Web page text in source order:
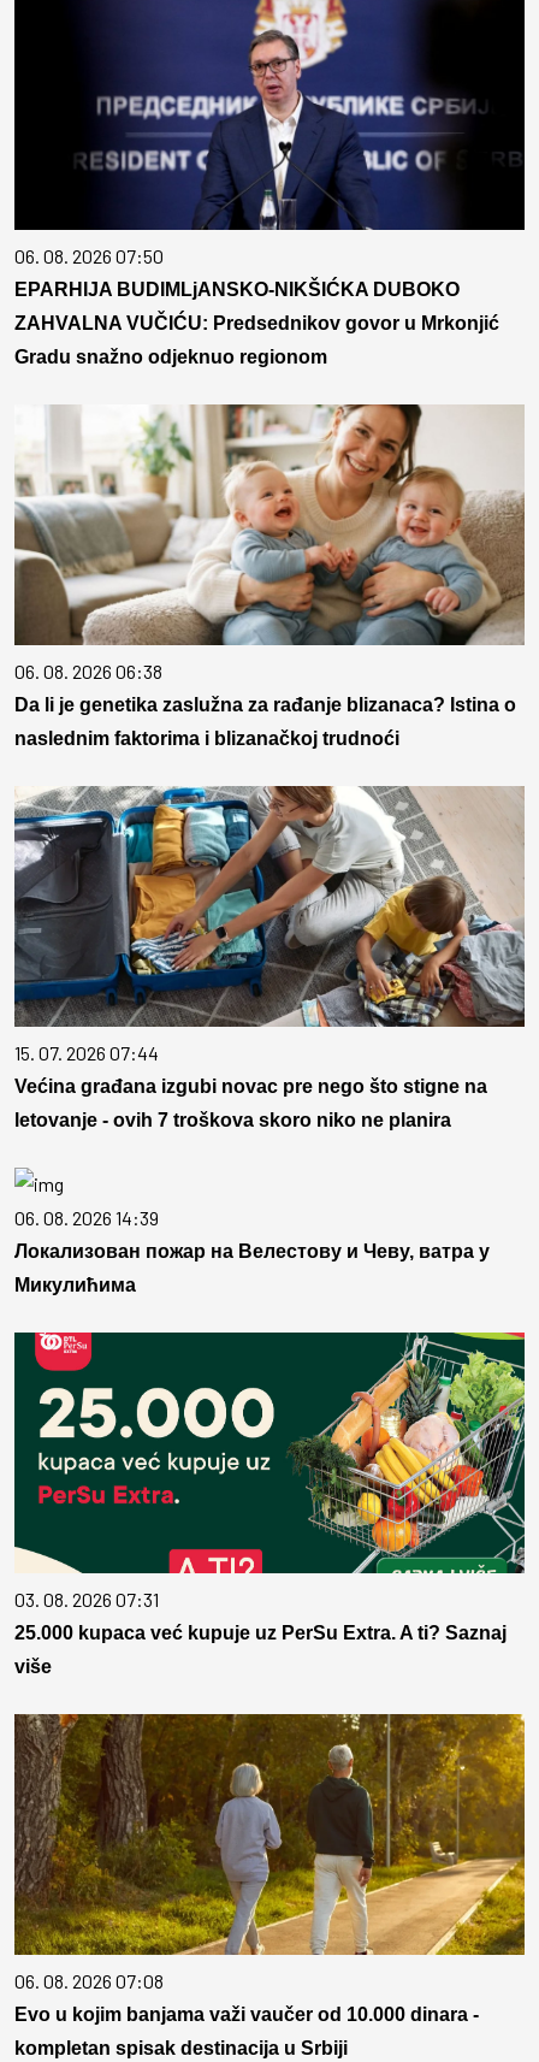
06. 08. 2026 07:50
EPARHIJA BUDIMLjANSKO-NIKŠIĆKA DUBOKO
ZAHVALNA VUČIĆU: Predsednikov govor u Mrkonjić
Gradu snažno odjeknuo regionom
06. 08. 2026 06:38
Da li je genetika zaslužna za rađanje blizanaca? Istina o
naslednim faktorima i blizanačkoj trudnoći
15. 07. 2026 07:44
Većina građana izgubi novac pre nego što stigne na
letovanje - ovih 7 troškova skoro niko ne planira
06. 08. 2026 14:39
Локализован пожар на Велестову и Чеву, ватра у
Микулићима
03. 08. 2026 07:31
25.000 kupaca već kupuje uz PerSu Extra. A ti? Saznaj
više
06. 08. 2026 07:08
Evo u kojim banjama važi vaučer od 10.000 dinara -
kompletan spisak destinacija u Srbiji